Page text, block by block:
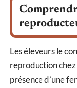
Les éleveurs le
reproduction chez
présence d’une